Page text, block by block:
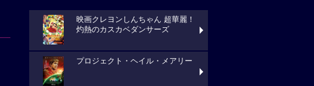
映画クレヨンしんちゃん 超華麗！
灼熱のカスカベダンサーズ
プロジェクト・ヘイル・メアリー